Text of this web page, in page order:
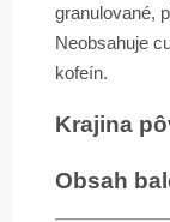
granulované,
Neobsahuje
kofeín.
Krajina
Obsah